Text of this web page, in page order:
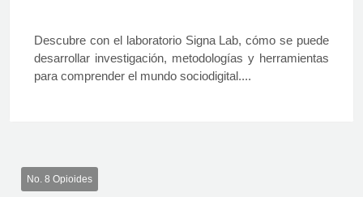
Descubre con el laboratorio Signa Lab, cómo se puede
desarrollar investigación, metodologías y herramientas
para comprender el mundo sociodigital....
No. 8 Opioides